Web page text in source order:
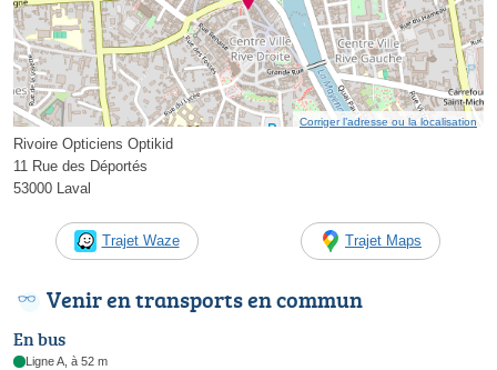
Corriger l’adresse ou la localisation
Rivoire Opticiens Optikid
11 Rue des Déportés
53000 Laval
Trajet Waze Trajet Maps
Venir en transports en commun
En bus
Ligne A, à 52 m